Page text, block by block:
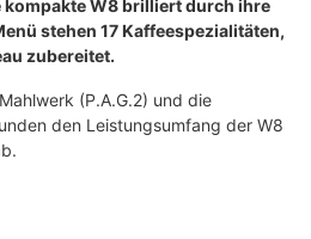
kompakte W8 brilliert durch ihre
stehen 17 Kaffeespezialitäten,
zubereitet.
(P.A.G.2) und die
den Leistungsumfang der W8